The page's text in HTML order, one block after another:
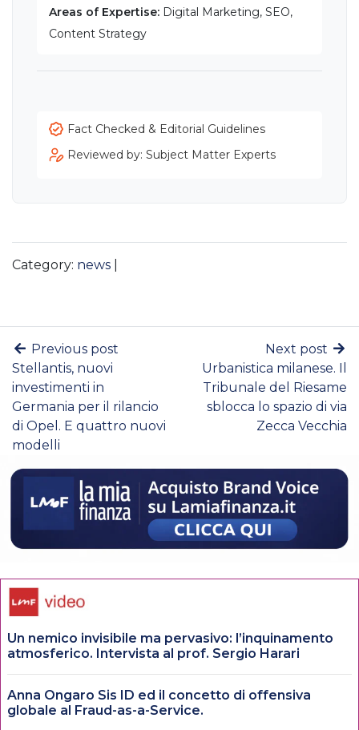
Areas of Expertise: Digital Marketing, SEO,
Content Strategy
Fact Checked & Editorial Guidelines
Reviewed by: Subject Matter Experts
Category: news
Previous post
Stellantis, nuovi
investimenti in
Germania per il rilancio
di Opel. E quattro nuovi
modelli
Next post
Urbanistica milanese. Il
Tribunale del Riesame
sblocca lo spazio di via
Zecca Vecchia
Un nemico invisibile ma pervasivo: l’inquinamento
atmosferico. Intervista al prof. Sergio Harari
Anna Ongaro Sis ID ed il concetto di offensiva
globale al Fraud-as-a-Service.